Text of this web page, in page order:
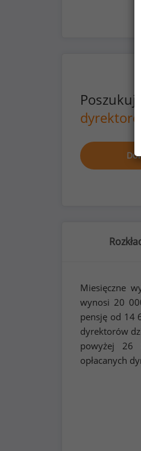
Miesięczne
wynosi 20
pensję od 14
dyrektorów
powyżej 26
opłacanych